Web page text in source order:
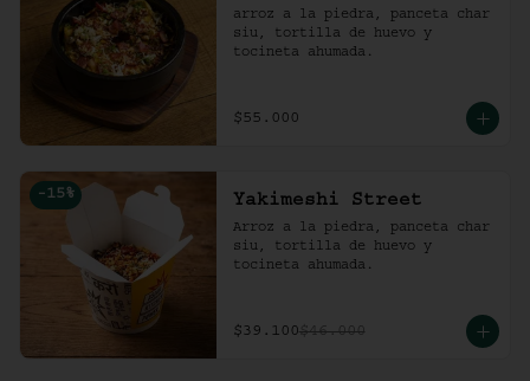
arroz a la piedra, panceta char
siu, tortilla de huevo y
tocineta ahumada.
$55.000
-15 % Yakimeshi Street
Arroz a la piedra, panceta char
siu, tortilla de huevo y
tocineta ahumada.
$39.100$46.000